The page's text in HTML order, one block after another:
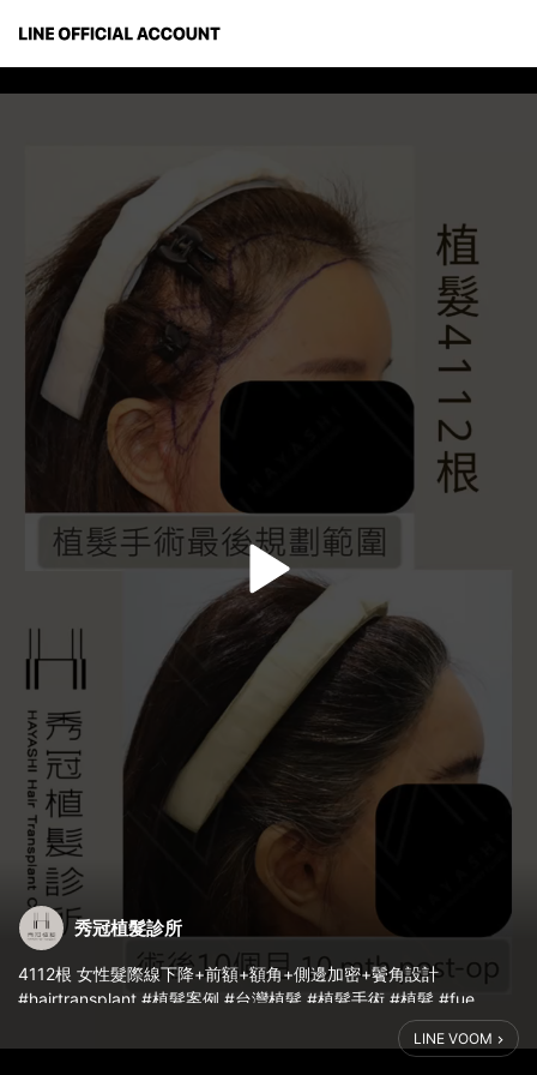
秀冠植髮診所
4112根 女性髮際線下降+前額+額角+側邊加密+鬢角設計
#hairtransplant #植髮案例 #台灣植髮 #植髮手術 #植髮 #fue
LINE VOOM